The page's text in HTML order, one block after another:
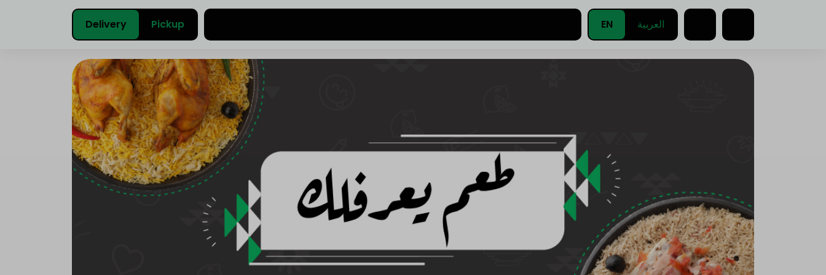
Delivery Pickup EN العربية